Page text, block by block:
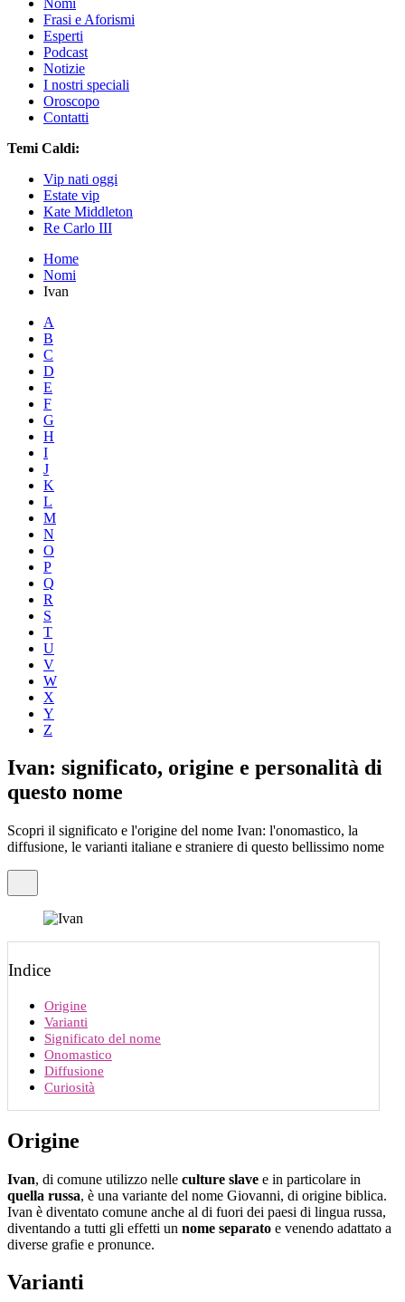
Frasi e Aforismi
Esperti
Podcast
Notizie
I nostri speciali
Oroscopo
Contatti
Temi Caldi:
Vip nati oggi
Estate vip
Kate Middleton
Re Carlo III
Home
Nomi
Ivan
A
B
C
D
E
F
G
H
I
J
K
L
M
N
O
P
Q
R
S
T
U
V
W
X
Y
Z
Ivan: significato, origine e personalità di
questo nome
Scopri il significato e l'origine del nome Ivan: l'onomastico, la
diffusione, le varianti italiane e straniere di questo bellissimo nome
Indice
Origine
Varianti
Significato del nome
Onomastico
Diffusione
Curiosità
Origine
Ivan, di comune utilizzo nelle culture slave e in particolare in
quella russa, è una variante del nome Giovanni, di origine biblica.
Ivan è diventato comune anche al di fuori dei paesi di lingua russa,
diventando a tutti gli effetti un nome separato e venendo adattato a
diverse grafie e pronunce.
Varianti